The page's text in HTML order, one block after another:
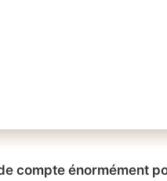
compte énormément